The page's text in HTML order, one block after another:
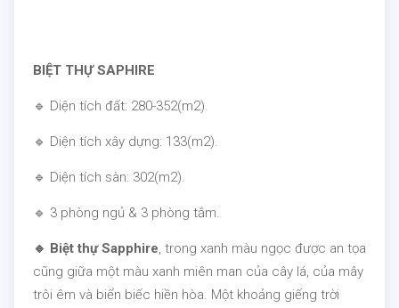
BIỆT THỰ SAPHIRE
🔹 Diện tích đất: 280-352(m2).
🔹 Diện tích xây dựng: 133(m2).
🔹 Diện tích sàn: 302(m2).
🔹 3 phòng ngủ & 3 phòng tắm.
🔹 Biệt thự Sapphire, trong xanh màu ngọc được an tọa
cũng giữa một màu xanh miên man của cây lá, của mây
trôi êm và biển biếc hiền hòa. Một khoảng giếng trời